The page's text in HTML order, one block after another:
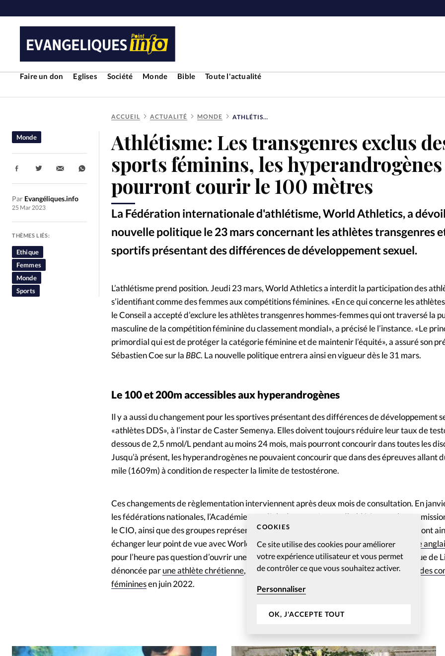
COOKIES
Ce site utilise des cookies pour améliorer
votre expérience utilisateur et vous permet
de contrôler ce que vous souhaitez activer.
Personnaliser
OK, J'ACCEPTE TOUT
Faire un don Eglises Société Monde Bible
Toute l'actualité
RUBRIQUES
Toute l'actualité Bible
Culture
Economie
Eglises Histoire
Laicité
Liberté religieuse
Mission
Monde
People
Politique Religions Société
Faire un
La
Mon
Nous
ACCUEIL ACTUALITÉ MONDE ATHLÉTISME: LES TRANSGENRES EXCLUS DES SPORTS FÉMININS, LES HYPERANDROGÈNES POURRONT COURIR LE 100 MÈTRES
Athlétisme: Les transgenres exclus
sports féminins, les hyperandrogènes
pourront courir le 100 mètres
La Fédération internationale d'athlétisme, World Athletics, a
nouvelle politique le 23 mars concernant les athlètes transgenres
sportifs présentant des différences de développement sexuel.
Monde
Par Evangéliques.info
25 Mar 2023
Partager:
THÈMES LIÉS:
Ethique
Femmes
Monde
Sports
L’athlétisme prend position. Jeudi 23 mars, World Athletics a interdit la participation des
s’identifiant comme des femmes aux compétitions féminines. «En ce qui concerne les
le Conseil a accepté d’exclure les athlètes transgenres hommes-femmes qui ont traversé la
masculine de la compétition féminine du classement mondial», a précisé le l’instance. «Le
primordial qui est de protéger la catégorie féminine et de maintenir l’équité», a assuré son
Sébastien Coe sur la BBC. La nouvelle politique entrera ainsi en vigueur dès le 31 mars.
Le 100 et 200m accessibles aux hyperandrogènes
Il y a aussi du changement pour les sportives présentant des différences de développement
«athlètes DDS», à l’instar de Caster Semenya. Elles doivent toujours réduire leur taux de
dessous de 2,5 nmol/L pendant au moins 24 mois, mais pourront concourir dans toutes les
Jusqu’à présent, les hyperandrogènes ne pouvaient concourir que dans des épreuves allant
mile (1609m) à condition de respecter la limite de testostérone.
Ces changements de règlementation interviennent après deux mois de consultation. En
les fédérations nationales, l’Académie mondiale des entraîneurs d’athlétisme et la
le CIO, ainsi que des groupes représentatifs des transgenres et des droits de l’Homme ont
échanger leur point de vue avec World Athletics. En revanche, contrairement à
la boxe
pour l’heure pas question d’ouvrir une catégorie transgenre. Après la victoire polémique de
dénoncée parune athlète chrétienne, la natation a aussi exclu lesathlètes transgenres des
fémininesen juin 2022.